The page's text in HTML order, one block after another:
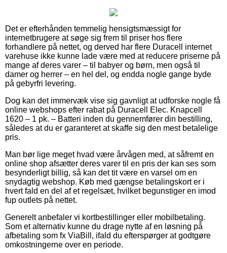
Det er efterhånden temmelig hensigtsmæssigt for
internetbrugere at søge sig frem til priser hos flere
forhandlere på nettet, og derved har flere Duracell internet
varehuse ikke kunne lade være med at reducere priserne på
mange af deres varer – til babyer og børn, men også til
damer og herrer – en hel del, og endda nogle gange byde
på gebyrfri levering.
Dog kan det immervæk vise sig gavnligt at udforske nogle få
online webshops efter rabat på Duracell Elec. Knapcell
1620 – 1 pk. – Batteri inden du gennemfører din bestilling,
således at du er garanteret at skaffe sig den mest betalelige
pris.
Man bør lige meget hvad være årvågen med, at såfremt en
online shop afsætter deres varer til en pris der kan ses som
besynderligt billig, så kan det tit være en varsel om en
snydagtig webshop. Køb med gængse betalingskort er i
hvert fald en del af et regelsæt, hvilket begunstiger en imod
fup outlets på nettet.
Generelt anbefaler vi kortbestillinger eller mobilbetaling.
Som et alternativ kunne du drage nytte af en løsning på
afbetaling som fx ViaBill, ifald du efterspørger at godtgøre
omkostningerne over en periode.